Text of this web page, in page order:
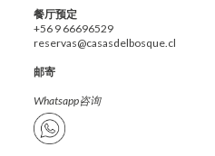
餐厅预定
+56 9 66696529
reservas@casasdelbosque.cl
邮寄
Whatsapp咨询